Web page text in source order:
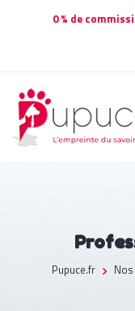
0 % de
Pupuce.fr